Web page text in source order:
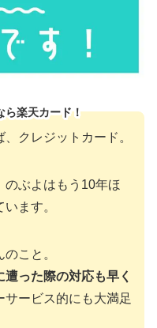
ら楽天カード！
クレジットカード。
のぶよはもう10年ほ
ます。
こと。
った際の対応も早く
サービス的にも大満足